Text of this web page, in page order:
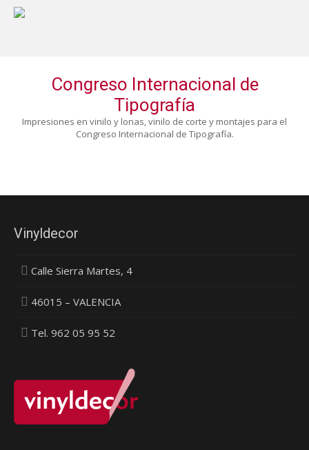
Congreso Internacional de
Tipografía
Impresiones en vinilo y lonas, vinilo de corte y montajes para el
Congreso Internacional de Tipografía.
Vinyldecor
Calle Sierra Martes, 4
46015 – VALENCIA
Tel. 962 05 95 52